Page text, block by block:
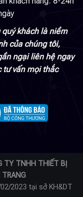
quý khách là niềm
của chúng tôi,
ngại liên hệ ngay
tư vấn mọi thắc
TY TNHH THIẾT BỊ
2023 tại sở KH&DT